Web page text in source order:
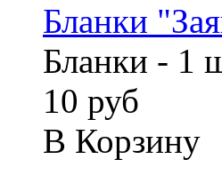
Бланки
Бланки -
10 руб
В Корзину